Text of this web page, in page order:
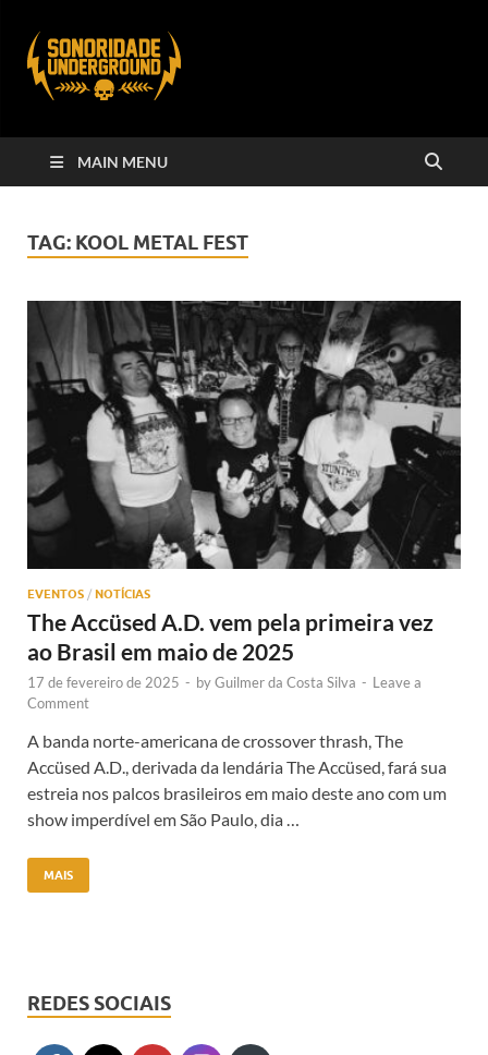
MAIN MENU
TAG: KOOL METAL FEST
EVENTOS / NOTÍCIAS
The Accüsed A.D. vem pela primeira vez
ao Brasil em maio de 2025
17 de fevereiro de 2025 - byGuilmer da Costa Silva - Leave a
Comment
A banda norte-americana de crossover thrash, The
Accüsed A.D., derivada da lendária The Accüsed, fará sua
estreia nos palcos brasileiros em maio deste ano com um
show imperdível em São Paulo, dia …
MAIS
REDES SOCIAIS